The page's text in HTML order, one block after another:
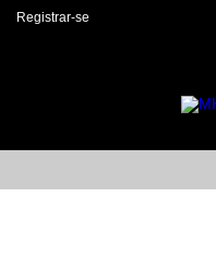
Registrar-se